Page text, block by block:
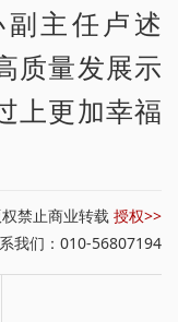
主任卢述
质量发展示
上更加幸福
禁止商业转载 授权>>
我们：010-56807194